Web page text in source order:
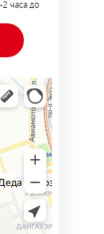
часа до